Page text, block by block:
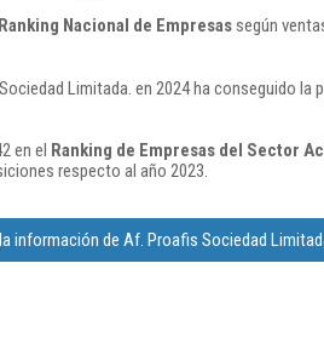
Ranking Nacional de Empresassegún
Limitada. en 2024 ha conseguido la
en el Ranking de Empresas del Sector
respecto al año 2023.
información de Af. Proafis Sociedad